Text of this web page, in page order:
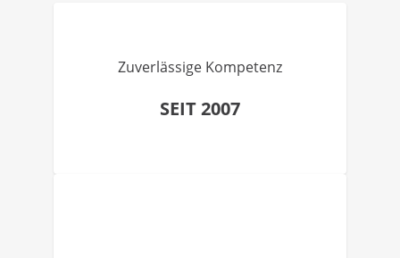
Zuverlässige Kompetenz
SEIT 2007